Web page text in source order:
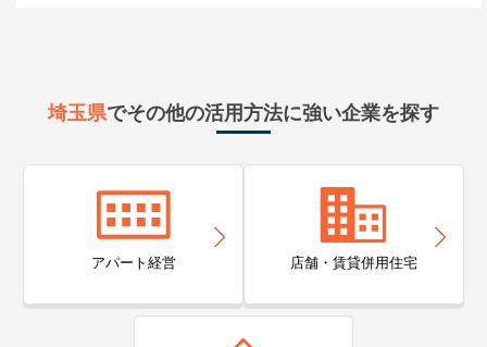
埼玉県でその他の活用方法に強い企業を探す
アパート経営 店舗・賃貸併用住宅